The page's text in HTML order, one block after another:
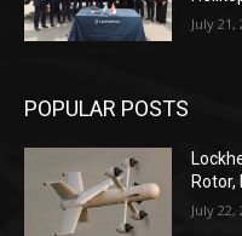
July 21,
POPULAR POSTS
July 22,